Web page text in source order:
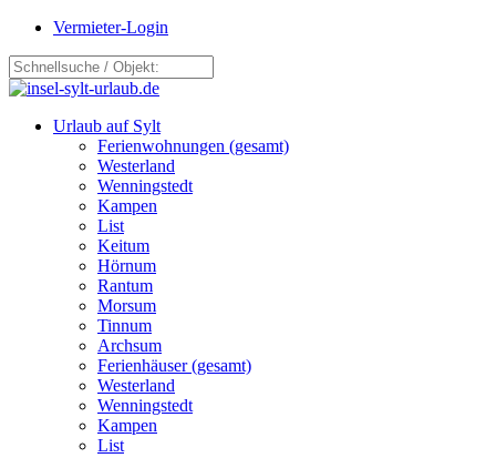
Vermieter-Login
Urlaub auf Sylt
Ferienwohnungen (gesamt)
Westerland
Wenningstedt
Kampen
List
Keitum
Hörnum
Rantum
Morsum
Tinnum
Archsum
Ferienhäuser (gesamt)
Westerland
Wenningstedt
Kampen
List